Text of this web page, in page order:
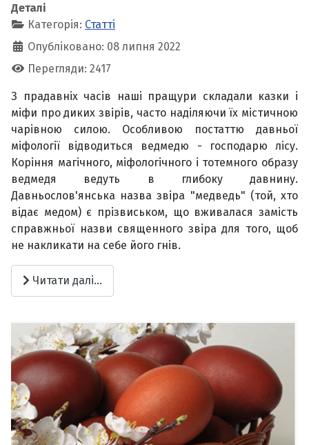
Деталі
Категорія: Статті
Опубліковано: 08 липня 2022
Перегляди: 2417
З прадавніх часів наші пращури складали казки і
міфи про диких звірів, часто наділяючи їх містичною
чарівною силою. Особливою постаттю давньої
міфології відводиться ведмедю - господарю лісу.
Коріння магічного, міфологічного і тотемного образу
ведмедя ведуть в глибоку давнину.
Давньослов'янська назва звіра "медведь" (той, хто
відає медом) є прізвиськом, що вживалася замість
справжньої назви священного звіра для того, щоб
не накликати на себе його гнів.
Читати далі...